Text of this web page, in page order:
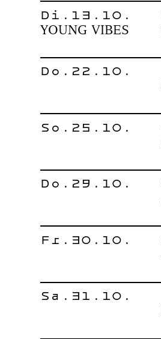
Di.13.10.
YOUNG VIBES
Do.22.10.
So.25.10.
Do.29.10.
Fr.30.10.
Sa.31.10.